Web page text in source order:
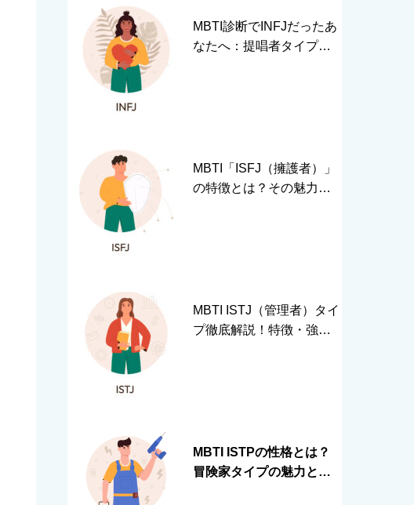
MBTI診断でINFJだったあ
なたへ：提唱者タイプの
MBTI「ISFJ（擁護者）」
の特徴とは？その魅力と
MBTI ISTJ（管理者）タイ
プ徹底解説！特徴・強
MBTI ISTPの性格とは？
冒険家タイプの魅力と成